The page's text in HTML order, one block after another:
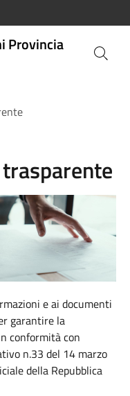
Provincia
e ai documenti
garantire la
conformità con
n.33 del 14 marzo
della Repubblica